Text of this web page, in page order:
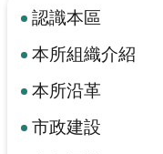
認識本區
本所組織介紹
本所沿革
市政建設